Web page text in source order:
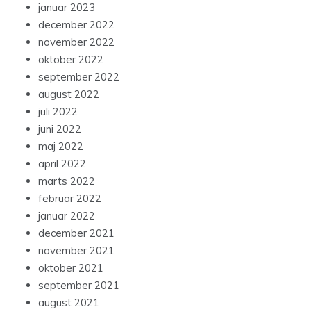
januar 2023
december 2022
november 2022
oktober 2022
september 2022
august 2022
juli 2022
juni 2022
maj 2022
april 2022
marts 2022
februar 2022
januar 2022
december 2021
november 2021
oktober 2021
september 2021
august 2021